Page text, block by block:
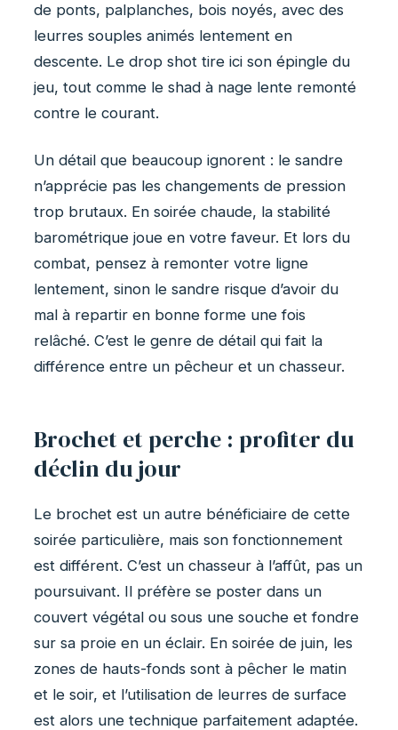
de ponts, palplanches, bois noyés, avec des
leurres souples animés lentement en
descente. Le drop shot tire ici son épingle du
jeu, tout comme le shad à nage lente remonté
contre le courant.
Un détail que beaucoup ignorent : le sandre
n’apprécie pas les changements de pression
trop brutaux. En soirée chaude, la stabilité
barométrique joue en votre faveur. Et lors du
combat, pensez à remonter votre ligne
lentement, sinon le sandre risque d’avoir du
mal à repartir en bonne forme une fois
relâché. C’est le genre de détail qui fait la
différence entre un pêcheur et un chasseur.
Brochet et perche : profiter du
déclin du jour
Le brochet est un autre bénéficiaire de cette
soirée particulière, mais son fonctionnement
est différent. C’est un chasseur à l’affût, pas un
poursuivant. Il préfère se poster dans un
couvert végétal ou sous une souche et fondre
sur sa proie en un éclair. En soirée de juin, les
zones de hauts-fonds sont à pêcher le matin
et le soir, et l’utilisation de leurres de surface
est alors une technique parfaitement adaptée.